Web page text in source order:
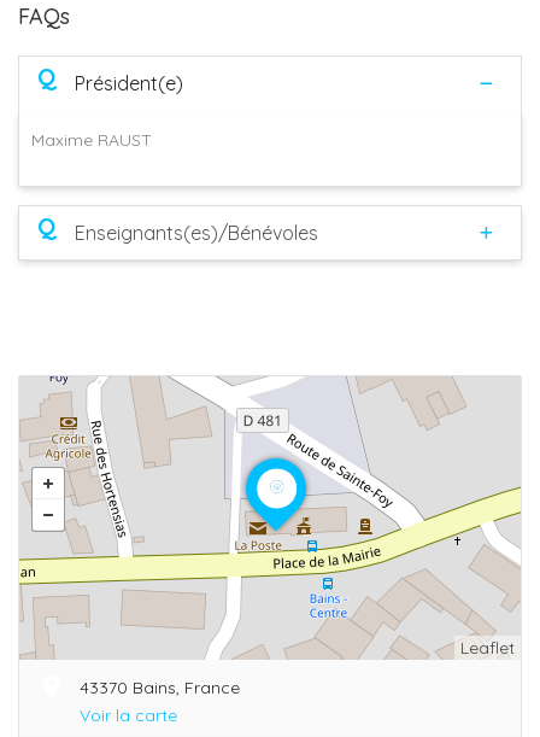
FAQs
Q Président(e)
Maxime RAUST
Q Enseignants(es)/Bénévoles
Leaflet
43370 Bains, France
Voir la carte